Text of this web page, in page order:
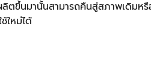
ตขึ้นมานั้นสามารถคืนสู่สภาพเดิมห
ใหม่ได้